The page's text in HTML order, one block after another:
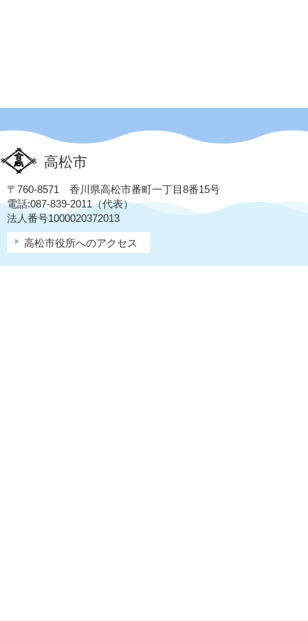
高松市
〒760-8571 香川県高松市番町一丁目8番15号
電話:087-839-2011（代表）
法人番号1000020372013
高松市役所へのアクセス